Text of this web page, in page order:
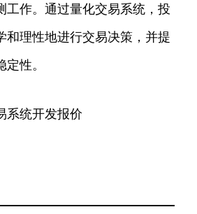
工作。通过量化交易系统，投
和理性地进行交易决策，并提
性。
系统开发报价